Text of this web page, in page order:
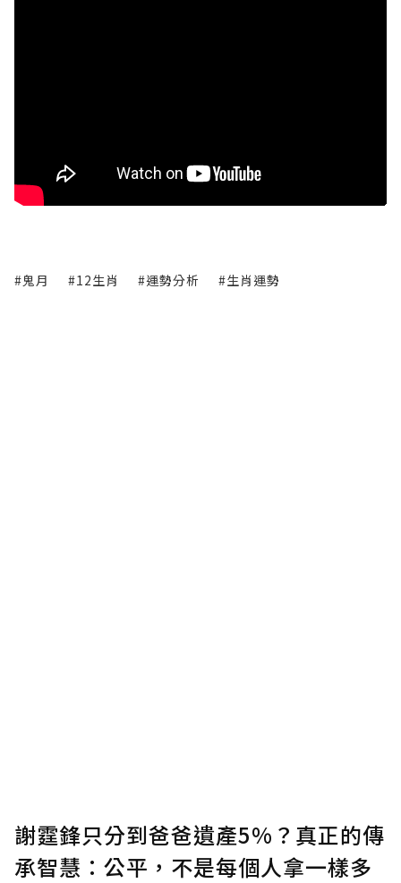
#鬼月 #12生肖 #運勢分析 #生肖運勢
謝霆鋒只分到爸爸遺產5%？真正的傳
承智慧：公平，不是每個人拿一樣多